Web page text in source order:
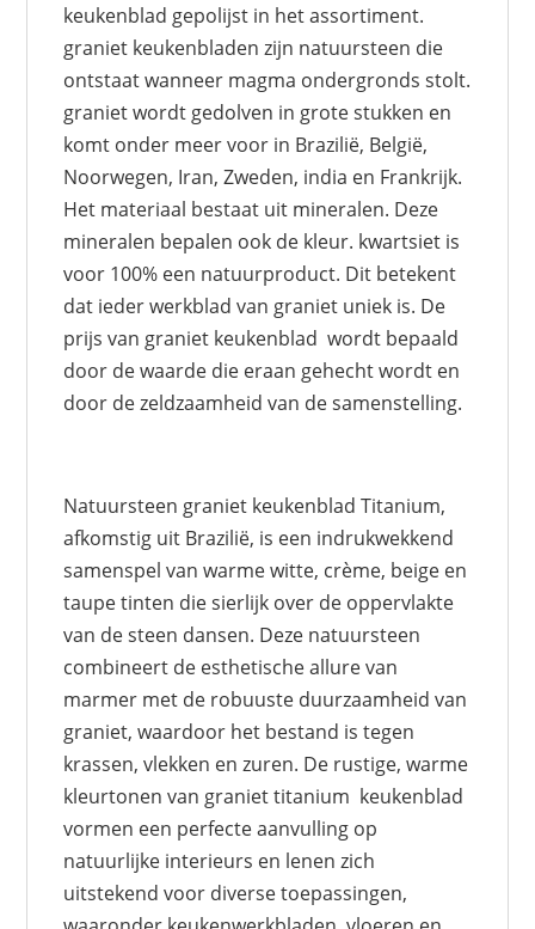
keukenblad gepolijst in het assortiment.
graniet keukenbladen zijn natuursteen die
ontstaat wanneer magma ondergronds stolt.
graniet wordt gedolven in grote stukken en
komt onder meer voor in Brazilië, België,
Noorwegen, Iran, Zweden, india en Frankrijk.
Het materiaal bestaat uit mineralen. Deze
mineralen bepalen ook de kleur. kwartsiet is
voor 100% een natuurproduct. Dit betekent
dat ieder werkblad van graniet uniek is. De
prijs van graniet keukenblad wordt bepaald
door de waarde die eraan gehecht wordt en
door de zeldzaamheid van de samenstelling.
Natuursteen graniet keukenblad Titanium,
afkomstig uit Brazilië, is een indrukwekkend
samenspel van warme witte, crème, beige en
taupe tinten die sierlijk over de oppervlakte
van de steen dansen. Deze natuursteen
combineert de esthetische allure van
marmer met de robuuste duurzaamheid van
graniet, waardoor het bestand is tegen
krassen, vlekken en zuren. De rustige, warme
kleurtonen van graniet titanium keukenblad
vormen een perfecte aanvulling op
natuurlijke interieurs en lenen zich
uitstekend voor diverse toepassingen,